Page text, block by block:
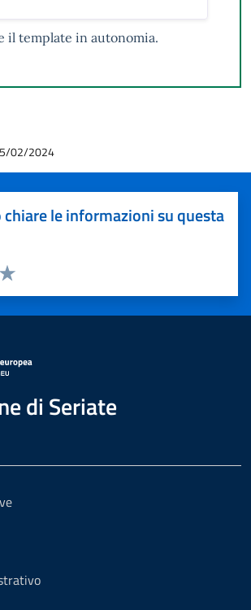
il template in autonomia.
02/2024
chiare le informazioni su questa
5 stelle su 5
4 stelle su 5
su 5
su 5
5
di Seriate